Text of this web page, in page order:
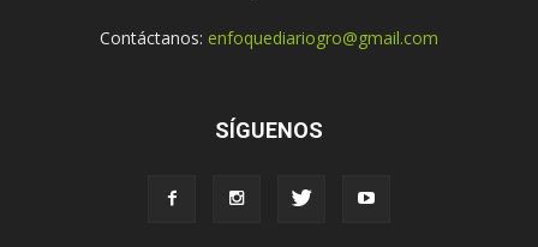
Contáctanos: enfoquediariogro@gmail.com
SÍGUENOS